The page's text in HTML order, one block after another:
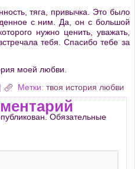
тяга, привычка. Это было
с ним. Да, он с большой
нужно ценить, уважать,
тебя. Спасибо тебе за
моей любви.
| Метки: твоя история любви
Обязательные